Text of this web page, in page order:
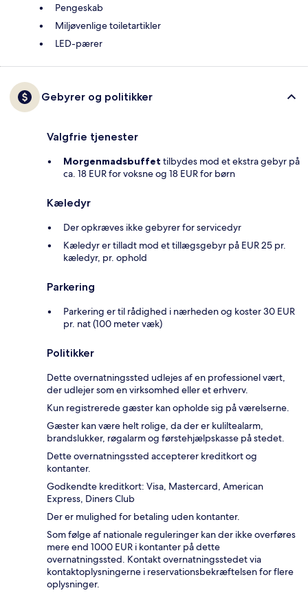
Pengeskab
Miljøvenlige toiletartikler
LED-pærer
Gebyrer og politikker
Valgfrie tjenester
Morgenmadsbuffet tilbydes mod et ekstra gebyr på
ca. 18 EUR for voksne og 18 EUR for børn
Kæledyr
Der opkræves ikke gebyrer for servicedyr
Kæledyr er tilladt mod et tillægsgebyr på EUR 25 pr.
kæledyr, pr. ophold
Parkering
Parkering er til rådighed i nærheden og koster 30 EUR
pr. nat (100 meter væk)
Politikker
Dette overnatningssted udlejes af en professionel vært,
der udlejer som en virksomhed eller et erhverv.
Kun registrerede gæster kan opholde sig på værelserne.
Gæster kan være helt rolige, da der er kuliltealarm,
brandslukker, røgalarm og førstehjælpskasse på stedet.
Dette overnatningssted accepterer kreditkort og
kontanter.
Godkendte kreditkort: Visa, Mastercard, American
Express, Diners Club
Der er mulighed for betaling uden kontanter.
Som følge af nationale reguleringer kan der ikke overføres
mere end 1000 EUR i kontanter på dette
overnatningssted. Kontakt overnatningsstedet via
kontaktoplysningerne i reservationsbekræftelsen for flere
oplysninger.